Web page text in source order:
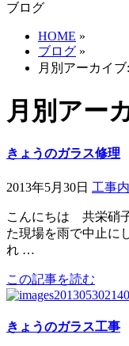
ブログ
HOME »
ブログ »
月別アーカイブ
月別アー
きょうのガラス修理
2013年5月30日 工事
こんにちは 共栄硝
た現場を雨で中止に
れ …
この記事を読む
きょうのガラス工事